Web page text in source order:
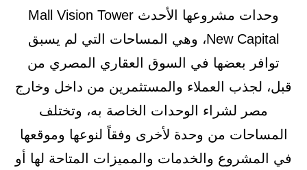
وحدات مشروعها الأحدث Mall Vision Tower
New Capital، وهي المساحات التي لم يسبق
توافر بعضها في السوق العقاري المصري من
قبل، لجذب العملاء والمستثمرين من داخل وخارج
مصر لشراء الوحدات الخاصة به، وتختلف
المساحات من وحدة لأخرى وفقاً لنوعها وموقعها
في المشروع والخدمات والمميزات المتاحة لها أو